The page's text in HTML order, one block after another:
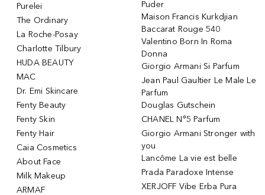
Purelei
The Ordinary
La Roche-Posay
Charlotte Tilbury
HUDA BEAUTY
MAC
Dr. Emi Skincare
Fenty Beauty
Fenty Skin
Fenty Hair
Caia Cosmetics
About Face
Milk Makeup
ARMAF
Puder
Maison Francis Kurkdjian
Baccarat Rouge 540
Valentino Born In Roma
Donna
Giorgio Armani Si Parfum
Jean Paul Gaultier Le Male Le
Parfum
Douglas Gutschein
CHANEL N°5 Parfum
Giorgio Armani Stronger with
you
Lancôme La vie est belle
Prada Paradoxe Intense
XERJOFF Vibe Erba Pura